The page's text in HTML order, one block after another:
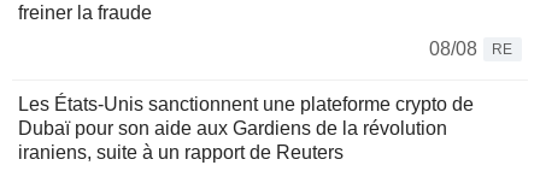
freiner la fraude
08/08
RE
Les États-Unis sanctionnent une plateforme crypto de
Dubaï pour son aide aux Gardiens de la révolution
iraniens, suite à un rapport de Reuters